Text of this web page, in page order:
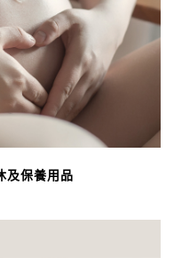
及保養用品